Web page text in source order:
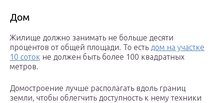
Дом
Жилище должно занимать не больше десяти
процентов от общей площади. То есть дом на участке
10 соток не должен быть более 100 квадратных
метров.
Домостроение лучше располагать вдоль границ
земли, чтобы облегчить доступность к нему техники